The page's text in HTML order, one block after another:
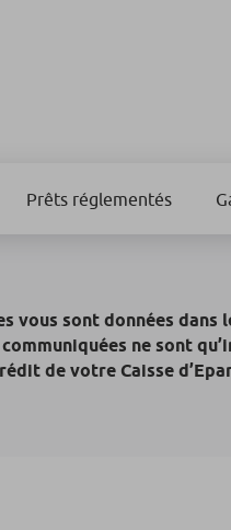
Prêts réglementés
vous sont données dans
ne sont
de votre Caisse